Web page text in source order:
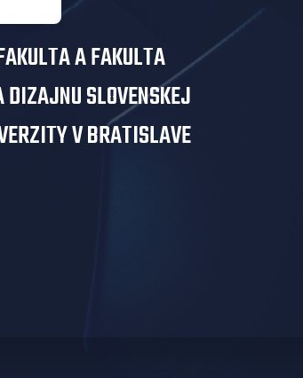
A FAKULTA
SLOVENSKEJ
V BRATISLAVE